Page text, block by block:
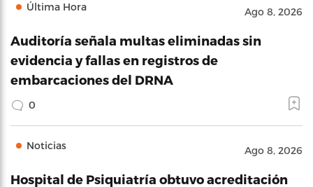
Última Hora Ago 8, 2026
Auditoría señala multas eliminadas sin
evidencia y fallas en registros de
embarcaciones del DRNA
0
Noticias Ago 8, 2026
Hospital de Psiquiatría obtuvo acreditación